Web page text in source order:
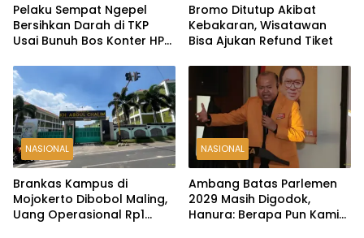
Pelaku Sempat Ngepel
Bersihkan Darah di TKP
Usai Bunuh Bos Konter HP
Bromo Ditutup Akibat
Kebakaran, Wisatawan
Bisa Ajukan Refund Tiket
NASIONAL
Brankas Kampus di
Mojokerto Dibobol Maling,
Uang Operasional Rp1
NASIONAL
Ambang Batas Parlemen
2029 Masih Digodok,
Hanura: Berapa Pun Kami